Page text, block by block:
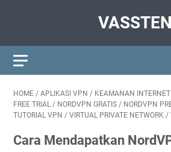
VASSTEN
HOME / APLIKASI VPN / KEAMANAN INTERNET
FREE TRIAL / NORDVPN GRATIS / NORDVPN
TUTORIAL VPN / VIRTUAL PRIVATE NETWORK /
Cara Mendapatkan